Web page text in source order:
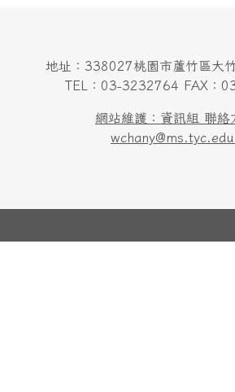
地址：338027桃園市蘆竹區大
TEL：03-3232764 FAX：
網站維護：資訊組 聯絡